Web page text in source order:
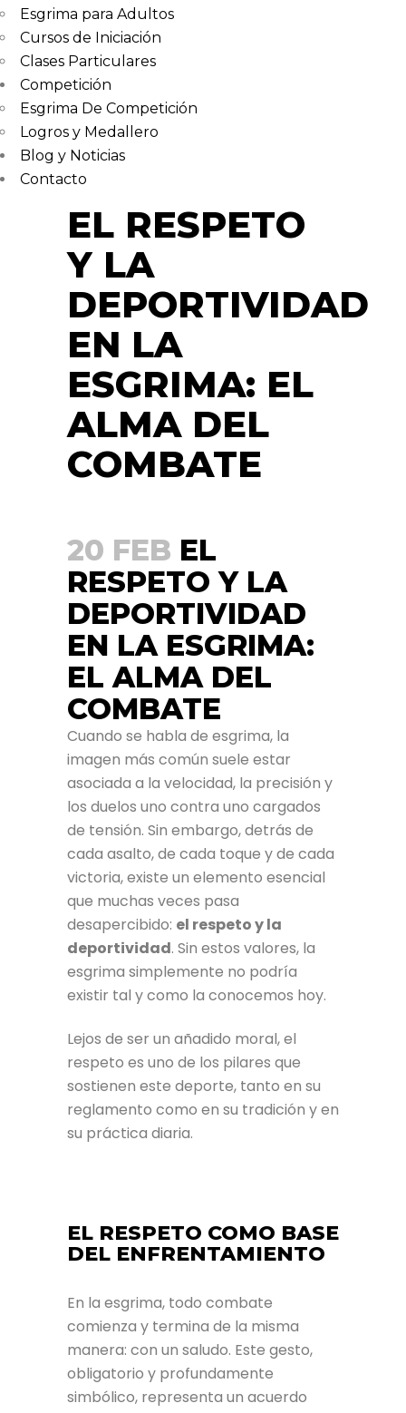
Esgrima para Adultos
Cursos de Iniciación
Clases Particulares
Competición
Esgrima De Competición
Logros y Medallero
Blog y Noticias
Contacto
EL RESPETO
Y LA
DEPORTIVIDAD
EN LA
ESGRIMA: EL
ALMA DEL
COMBATE
20 FEB EL
RESPETO Y LA
DEPORTIVIDAD
EN LA ESGRIMA:
EL ALMA DEL
COMBATE
Cuando se habla de esgrima, la
imagen más común suele estar
asociada a la velocidad, la precisión y
los duelos uno contra uno cargados
de tensión. Sin embargo, detrás de
cada asalto, de cada toque y de cada
victoria, existe un elemento esencial
que muchas veces pasa
desapercibido: el respeto y la
deportividad. Sin estos valores, la
esgrima simplemente no podría
existir tal y como la conocemos hoy.
Lejos de ser un añadido moral, el
respeto es uno de los pilares que
sostienen este deporte, tanto en su
reglamento como en su tradición y en
su práctica diaria.
EL RESPETO COMO BASE
DEL ENFRENTAMIENTO
En la esgrima, todo combate
comienza y termina de la misma
manera: con un saludo. Este gesto,
obligatorio y profundamente
simbólico, representa un acuerdo